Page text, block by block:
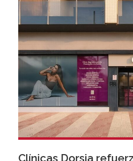
Clínicas Dorsia